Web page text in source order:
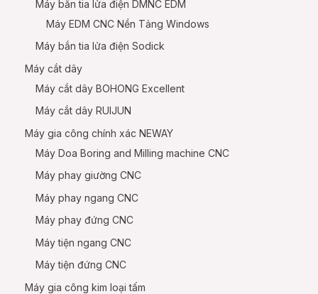
Máy bắn tia lửa điện DMNC EDM
Máy EDM CNC Nền Tảng Windows
Máy bắn tia lửa điện Sodick
Máy cắt dây
Máy cắt dây BOHONG Excellent
Máy cắt dây RUIJUN
Máy gia công chính xác NEWAY
Máy Doa Boring and Milling machine CNC
Máy phay giường CNC
Máy phay ngang CNC
Máy phay đứng CNC
Máy tiện ngang CNC
Máy tiện đứng CNC
Máy gia công kim loại tấm